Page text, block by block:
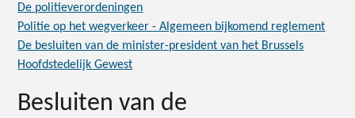
De politieverordeningen
Politie op het wegverkeer - Algemeen bijkomend reglement
De besluiten van de minister-president van het Brussels
Hoofdstedelijk Gewest
Besluiten van de